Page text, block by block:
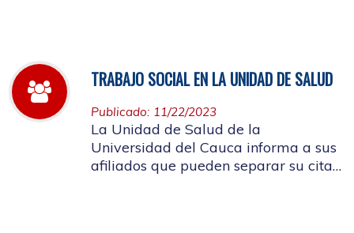
TRABAJO SOCIAL EN LA UNIDAD DE SALUD
Publicado: 11/22/2023
La Unidad de Salud de la
Universidad del Cauca informa a sus
afiliados que pueden separar su cita